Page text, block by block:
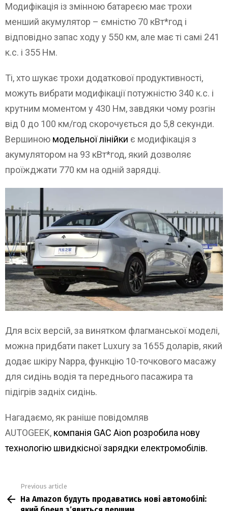
Модифікація із змінною батареєю має трохи
менший акумулятор – ємністю 70 кВт*год і
відповідно запас ходу у 550 км, але має ті самі 241
к.с. і 355 Нм.
Ті, хто шукає трохи додаткової продуктивності,
можуть вибрати модифікації потужністю 340 к.с. і
крутним моментом у 430 Нм, завдяки чому розгін
від 0 до 100 км/год скорочується до 5,8 секунди.
Вершиною модельної лінійки є модифікація з
акумулятором на 93 кВт*год, який дозволяє
проїжджати 770 км на одній зарядці.
Для всіх версій, за винятком флагманської моделі,
можна придбати пакет Luxury за 1655 доларів, який
додає шкіру Nappa, функцію 10-точкового масажу
для сидінь водія та переднього пасажира та
підігрів задніх сидінь.
Нагадаємо, як раніше повідомляв
AUTOGEEK, компанія GAC Aion розробила нову
технологію швидкісної зарядки електромобілів.
more
Previous article
На Amazon будуть продаватись нові автомобілі: